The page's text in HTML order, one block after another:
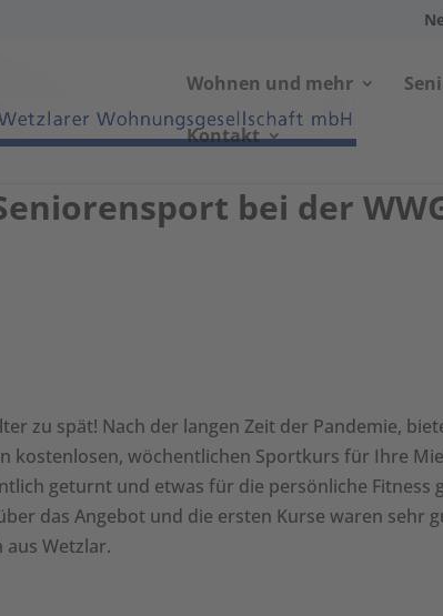
Wohnen und mehr
Kontakt
bei der
zu spät! Nach der langen Zeit der Pandemie,
kostenlosen, wöchentlichen Sportkurs für Ihre
geturnt und etwas für die persönliche Fitness
das Angebot und die ersten Kurse waren sehr
Wetzlar.